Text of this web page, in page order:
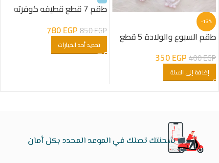
-13%
طقم السبوع والولادة 5 قطع
قطن شكل ارنب مطبوع
400EGP
350EGP
إضافة إلى السلة
طقم 7 قطع قطيفه كوفرته
مبطنه فرو شكل هلال اولادى
850EGP
780EGP
تحديد أحد الخيارات
شحنتك تصلك في الموعد المحدد بكل أمان